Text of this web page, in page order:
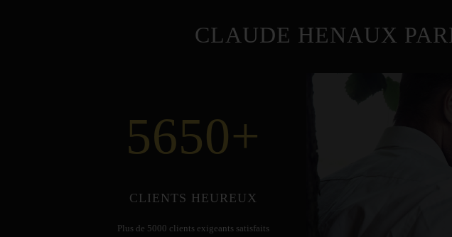
CLAUDE HENAUX
5650+
CLIENTS HEUREUX
Plus de 5000 clients exigeants satisfaits